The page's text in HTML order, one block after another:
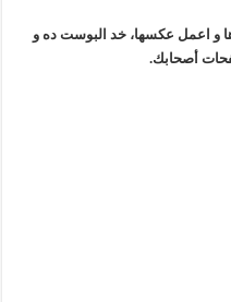
و اعمل عكسها، خد البوست ده و
أصحابك.